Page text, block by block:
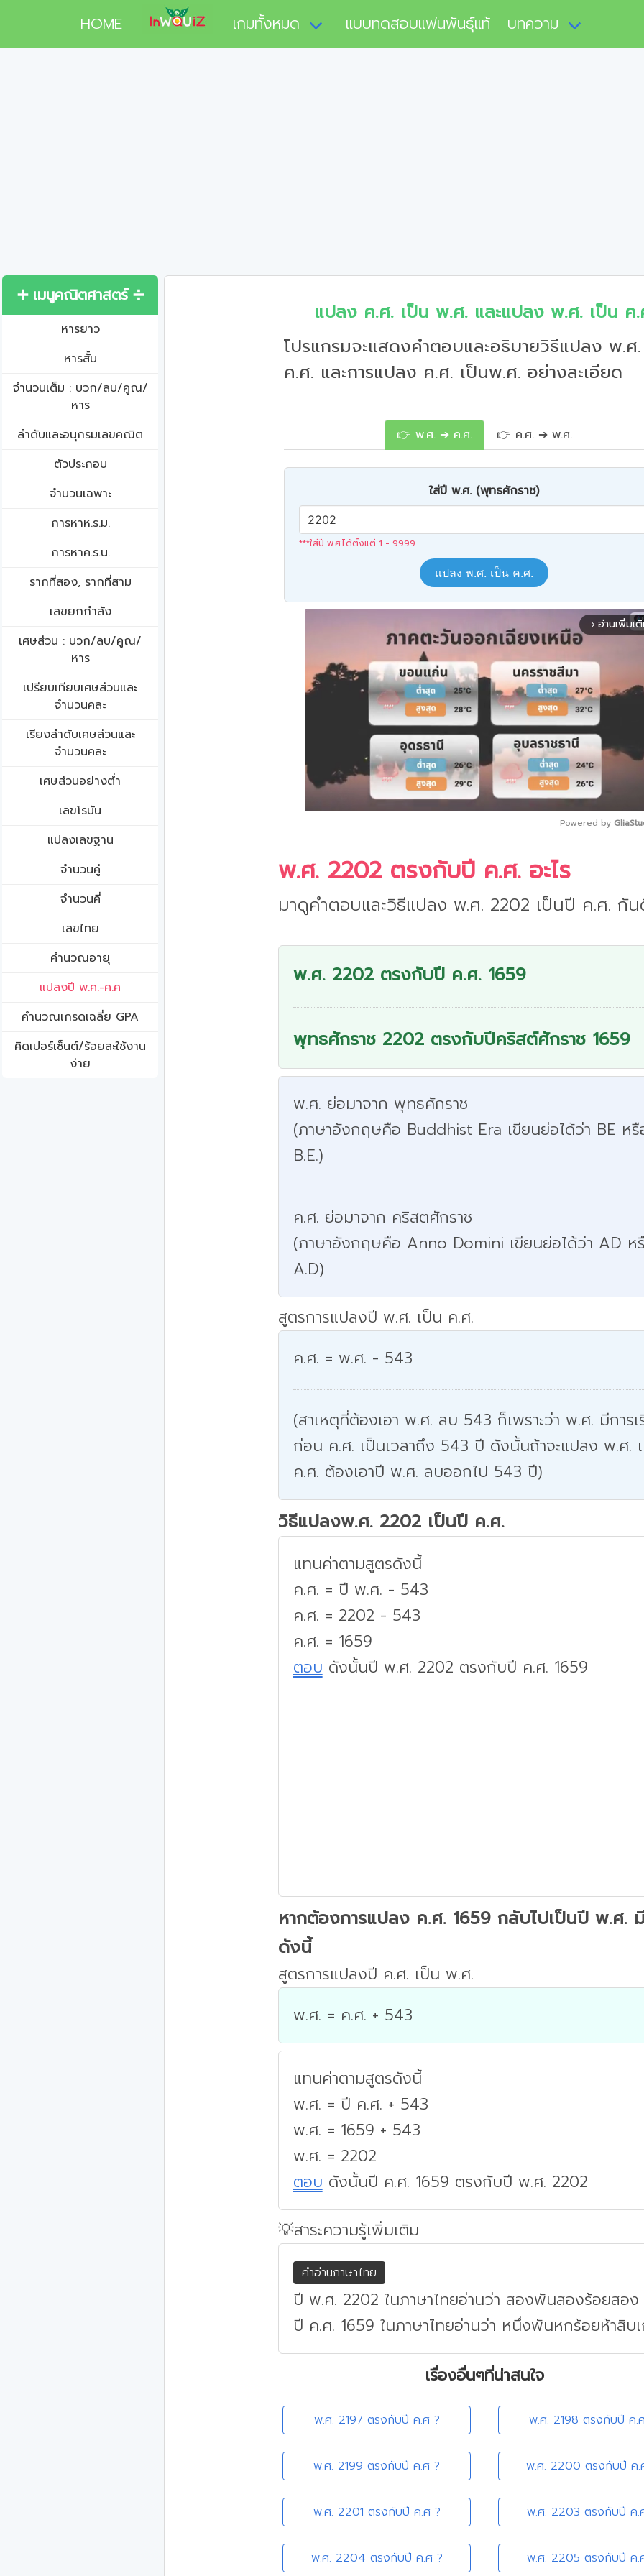
HOME เกมทั้งหมด แบบทดสอบแฟนพันธุ์แท้ บทความ
➕ เมนูคณิตศาสตร์ ➗
หารยาว
หารสั้น
จำนวนเต็ม : บวก/ลบ/คูณ/
หาร
ลำดับและอนุกรมเลขคณิต
ตัวประกอบ
จำนวนเฉพาะ
การหาห.ร.ม.
การหาค.ร.น.
รากที่สอง, รากที่สาม
เลขยกกำลัง
เศษส่วน : บวก/ลบ/คูณ/
หาร
เปรียบเทียบเศษส่วนและ
จำนวนคละ
เรียงลำดับเศษส่วนและ
จำนวนคละ
เศษส่วนอย่างต่ำ
เลขโรมัน
แปลงเลขฐาน
จำนวนคู่
จำนวนคี่
เลขไทย
คำนวณอายุ
แปลงปี พ.ศ.-ค.ศ
คํานวณเกรดเฉลี่ย GPA
คิดเปอร์เซ็นต์/ร้อยละใช้งาน
ง่าย
แปลง ค.ศ. เป็น พ.ศ. และแปลง พ.ศ. เป็น ค.
โปรแกรมจะแสดงคำตอบและอธิบายวิธีแปลง พ.ศ
ค.ศ. และการแปลง ค.ศ. เป็นพ.ศ. อย่างละเอียด
👉 พ.ศ. ➔ ค.ศ. 👉 ค.ศ. ➔ พ.ศ.
ใส่ปี พ.ศ. (พุทธศักราช)
***ใส่ปี พ.ศ.ได้ตั้งแต่ 1 - 9999
แปลง พ.ศ. เป็น ค.ศ.
arrow_forward_ios อ่านเพิ่มเ
Powered by
พ.ศ. 2202 ตรงกับปี ค.ศ. อะไร
มาดูคำตอบและวิธีแปลง พ.ศ. 2202 เป็นปี ค.ศ. กั
พ.ศ. 2202 ตรงกับปี ค.ศ. 1659
พุทธศักราช 2202 ตรงกับปีคริสต์ศักราช 1659
พ.ศ. ย่อมาจาก พุทธศักราช
(ภาษาอังกฤษคือ Buddhist Era เขียนย่อได้ว่า BE ห
B.E.)
ค.ศ. ย่อมาจาก คริสตศักราช
(ภาษาอังกฤษคือ Anno Domini เขียนย่อได้ว่า AD ห
A.D)
สูตรการแปลงปี พ.ศ. เป็น ค.ศ.
ค.ศ. = พ.ศ. - 543
(สาเหตุที่ต้องเอา พ.ศ. ลบ 543 ก็เพราะว่า พ.ศ. มีการเ
ก่อน ค.ศ. เป็นเวลาถึง 543 ปี ดังนั้นถ้าจะแปลง พ.ศ.
ค.ศ. ต้องเอาปี พ.ศ. ลบออกไป 543 ปี)
วิธีแปลงพ.ศ. 2202 เป็นปี ค.ศ.
แทนค่าตามสูตรดังนี้
ค.ศ. = ปี พ.ศ. - 543
ค.ศ. = 2202 - 543
ค.ศ. = 1659
ตอบ ดังนั้นปี พ.ศ. 2202 ตรงกับปี ค.ศ. 1659
หากต้องการแปลง ค.ศ. 1659 กลับไปเป็นปี พ.ศ.
ดังนี้
สูตรการแปลงปี ค.ศ. เป็น พ.ศ.
พ.ศ. = ค.ศ. + 543
แทนค่าตามสูตรดังนี้
พ.ศ. = ปี ค.ศ. + 543
พ.ศ. = 1659 + 543
พ.ศ. = 2202
ตอบ ดังนั้นปี ค.ศ. 1659 ตรงกับปี พ.ศ. 2202
💡สาระความรู้เพิ่มเติม
คำอ่านภาษาไทย
ปี พ.ศ. 2202 ในภาษาไทยอ่านว่า สองพันสองร้อยสอง
ปี ค.ศ. 1659 ในภาษาไทยอ่านว่า หนึ่งพันหกร้อยห้าสิบ
เรื่องอื่นๆที่น่าสนใจ
พ.ศ. 2197 ตรงกับปี ค.ศ ? พ.ศ. 2198 ตรงกับปี ค.
พ.ศ. 2199 ตรงกับปี ค.ศ ? พ.ศ. 2200 ตรงกับปี ค.
พ.ศ. 2201 ตรงกับปี ค.ศ ? พ.ศ. 2203 ตรงกับปี ค.
พ.ศ. 2204 ตรงกับปี ค.ศ ? พ.ศ. 2205 ตรงกับปี ค.